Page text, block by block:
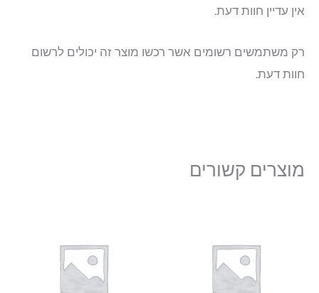
אין עדיין חוות דעת.
רק משתמשים רשומים אשר רכשו מוצר זה יכולים לרשום
חוות דעת.
מוצרים קשורים